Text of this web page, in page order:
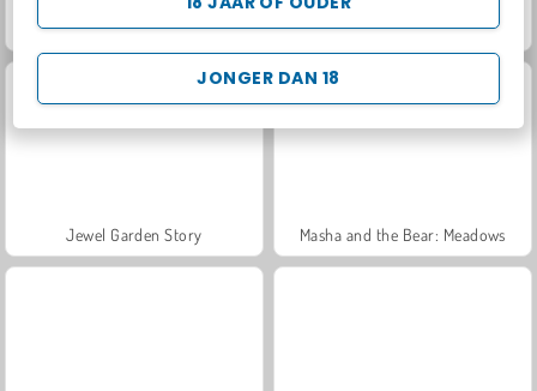
JONGER DAN 18
Royal Story Trollface Quest: USA 2
Jewel Garden Story Masha and the Bear: Meadows